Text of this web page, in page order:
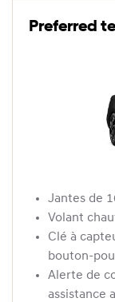
Preferred
Jantes de
Volant
Clé à
bouton-
Alerte de
assistance